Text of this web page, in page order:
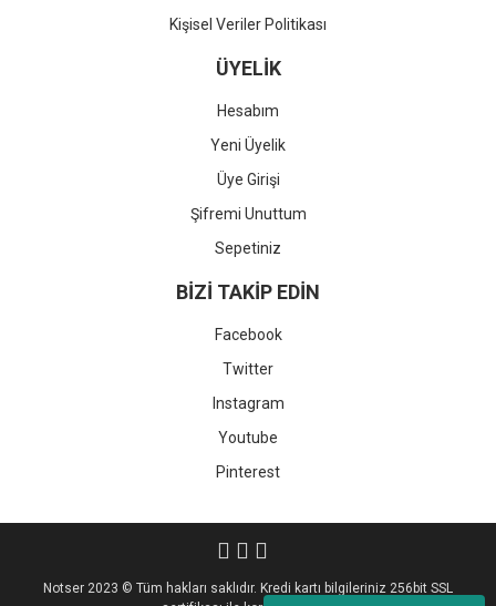
Kişisel Veriler Politikası
ÜYELİK
Hesabım
Yeni Üyelik
Üye Girişi
Şifremi Unuttum
Sepetiniz
BİZİ TAKİP EDİN
Facebook
Twitter
Instagram
Youtube
Pinterest
Notser 2023 © Tüm hakları saklıdır. Kredi kartı bilgileriniz 256bit SSL